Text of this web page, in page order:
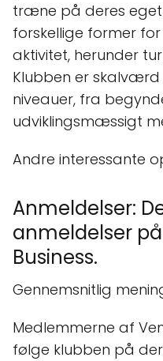
træne på deres eget
forskellige former
aktivitet, herunder
Klubben er
niveauer, fra
udviklingsmæssigt
Andre interessante
Anmeldelser:
anmeldelser
Business.
Gennemsnitlig
Medlemmerne af
følge klubben på